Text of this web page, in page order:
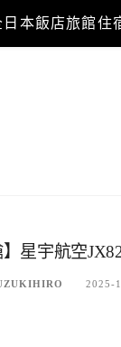
日本飯店旅館住
】星宇航空
2025-